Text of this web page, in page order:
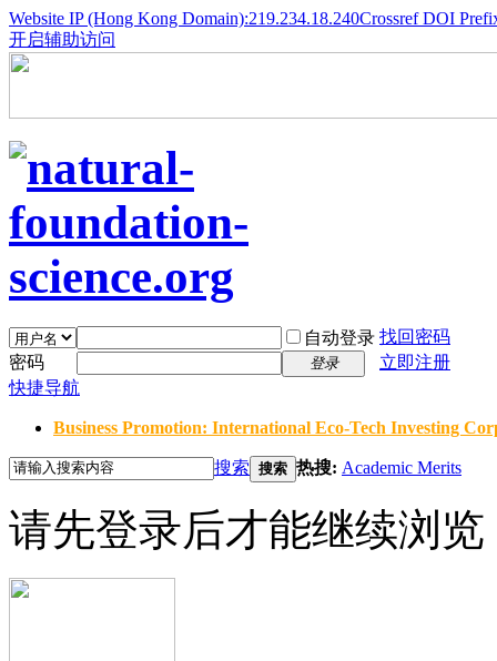
Website IP (Hong Kong Domain):219.234.18.240Crossref DOI
开启辅助访问
自动登录 找回密码
密码
登录
立即注册
快捷导航
Business Promotion: International Eco-Tech Investing
搜索 搜索 热搜: Academic Merits
请先登录后才能继续浏览